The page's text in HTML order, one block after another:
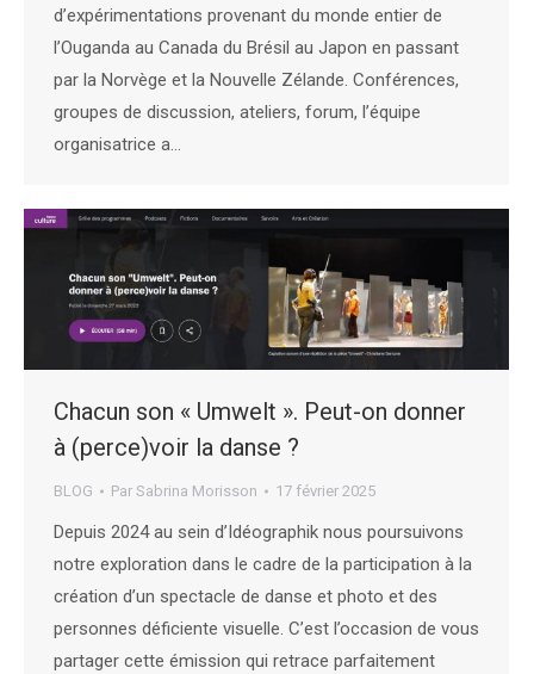
d’expérimentations provenant du monde entier de
l’Ouganda au Canada du Brésil au Japon en passant
par la Norvège et la Nouvelle Zélande. Conférences,
groupes de discussion, ateliers, forum, l’équipe
organisatrice a…
Chacun son « Umwelt ». Peut-on donner
à (perce)voir la danse ?
BLOG Par Sabrina Morisson 17 février 2025
Depuis 2024 au sein d’Idéographik nous poursuivons
notre exploration dans le cadre de la participation à la
création d’un spectacle de danse et photo et des
personnes déficiente visuelle. C’est l’occasion de vous
partager cette émission qui retrace parfaitement